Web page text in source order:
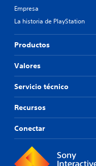
Empresa
La historia de PlayStation
Productos
Valores
Servicio técnico
Recursos
Conectar